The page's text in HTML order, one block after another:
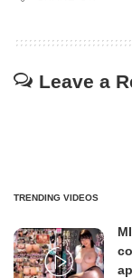
Leave a
TRENDING VIDEOS